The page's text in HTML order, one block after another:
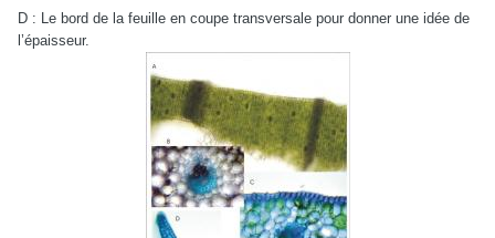
D : Le bord de la feuille en coupe transversale pour donner une idée de
l’épaisseur.